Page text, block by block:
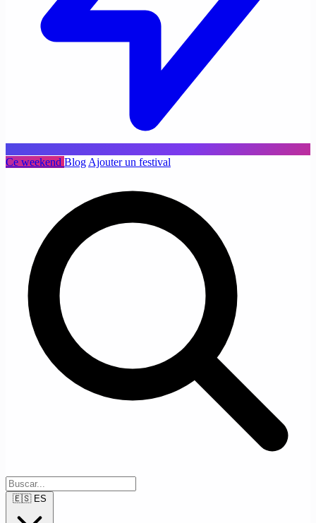
Ce weekend Blog Ajouter un festival
🇪🇸 ES